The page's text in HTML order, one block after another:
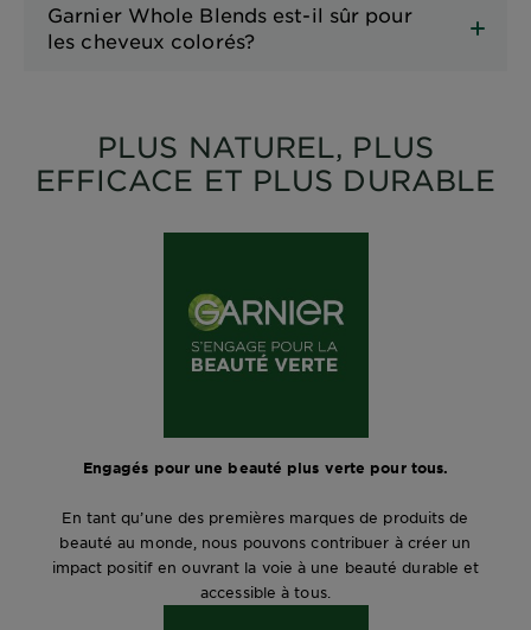
Garnier Whole Blends est-il sûr pour
les cheveux colorés?
PLUS NATUREL, PLUS
EFFICACE ET PLUS DURABLE
Engagés pour une beauté plus verte pour tous.
En tant qu’une des premières marques de produits de
beauté au monde, nous pouvons contribuer à créer un
impact positif en ouvrant la voie à une beauté durable et
accessible à tous.